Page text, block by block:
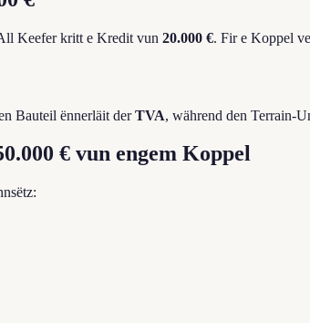
Keefer kritt e Kredit vun 20.000 €. Fir e Koppel
Bauteil ënnerläit derTVA, während den Terrain-
€ vun engem Koppel